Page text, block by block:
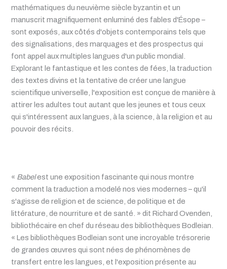
mathématiques du neuvième siècle byzantin et un
manuscrit magnifiquement enluminé des fables d'Ésope –
sont exposés, aux côtés d'objets contemporains tels que
des signalisations, des marquages et des prospectus qui
font appel aux multiples langues d'un public mondial.
Explorant le fantastique et les contes de fées, la traduction
des textes divins et la tentative de créer une langue
scientifique universelle, l'exposition est conçue de manière à
attirer les adultes tout autant que les jeunes et tous ceux
qui s'intéressent aux langues, à la science, à la religion et au
pouvoir des récits.
« Babelest une exposition fascinante qui nous montre
comment la traduction a modelé nos vies modernes – qu'il
s'agisse de religion et de science, de politique et de
littérature, de nourriture et de santé. » dit Richard Ovenden,
bibliothécaire en chef du réseau des bibliothèques Bodleian.
« Les bibliothèques Bodleian sont une incroyable trésorerie
de grandes œuvres qui sont nées de phénomènes de
transfert entre les langues, et l'exposition présente au